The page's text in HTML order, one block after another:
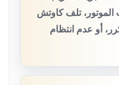
الموتور، تلف كاوتش
أو عدم انتظام